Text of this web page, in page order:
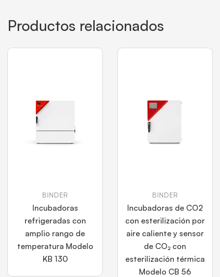
Productos relacionados
BINDER
Incubadoras
refrigeradas con
amplio rango de
temperatura Modelo
KB 130
BINDER
Incubadoras de CO2
con esterilización por
aire caliente y sensor
de CO₂ con
esterilización térmica
Modelo CB 56